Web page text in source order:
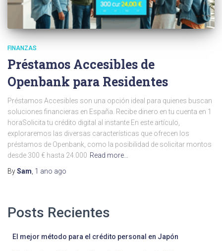
FINANZAS
Préstamos Accesibles de
Openbank para Residentes
Préstamos Accesibles son una opción ideal para quienes buscan
soluciones financieras en España. Recibe dinero en tu cuenta en 1
horaSolicita tu crédito digital al instante En este artículo,
exploraremos las diversas características que ofrecen los
préstamos de Openbank, como la posibilidad de solicitar montos
desde 300 € hasta 24.000 Read more…
BySam, 1 ano ago
Posts Recientes
El mejor método para el crédito personal en Japón